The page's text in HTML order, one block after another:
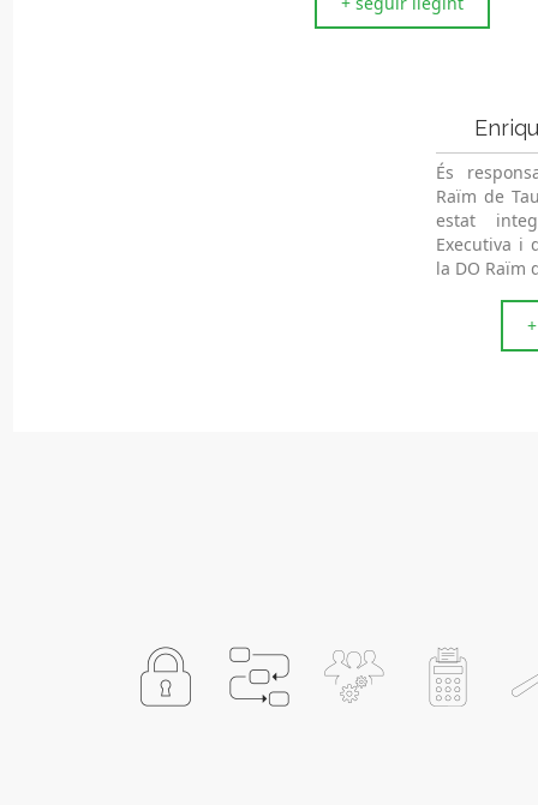
És
Raïm de
estat
Executiva i
la DO Raïm